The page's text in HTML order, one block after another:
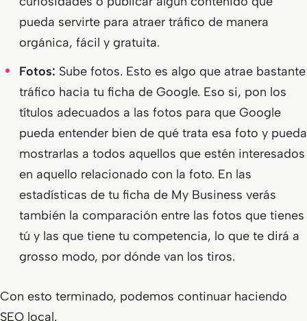
pueda servirte para atraer tráfico de manera
orgánica, fácil y gratuita.
Fotos: Sube fotos. Esto es algo que atrae bastante
tráfico hacia tu ficha de Google. Eso si, pon los
títulos adecuados a las fotos para que Google
pueda entender bien de qué trata esa foto y pueda
mostrarlas a todos aquellos que estén interesados
en aquello relacionado con la foto. En las
estadísticas de tu ficha de My Business verás
también la comparación entre las fotos que tienes
tú y las que tiene tu competencia, lo que te dirá a
grosso modo, por dónde van los tiros.
Con esto terminado, podemos continuar haciendo
SEO local.